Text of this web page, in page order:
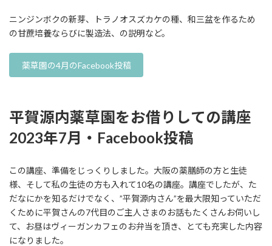
ニンジンボクの新芽、トラノオスズカケの種、和三盆を作るため
の甘蔗培養ならびに製造法、の説明など。
薬草園の4月のFacebook投稿
平賀源内薬草園をお借りしての講座
2023年7月・Facebook投稿
この講座、準備をじっくりしました。大阪の薬膳師の方と生徒
様、そして私の生徒の方も入れて10名の講座。講座でしたが、た
だなにかを知るだけでなく、”平賀源内さん”を最大限知っていただ
くために平賀さんの7代目のご主人さまのお話もたくさんお伺いし
て、お昼はヴィーガンカフェのお弁当を頂き、とても充実した内容
になりました。